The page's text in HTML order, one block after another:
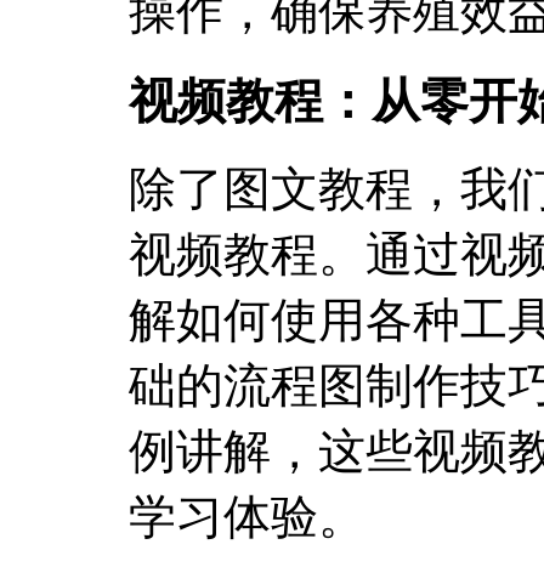
操作，确保养殖效
视频教程：从零开
除了图文教程，我
视频教程。通过视
解如何使用各种工
础的流程图制作技
例讲解，这些视频
学习体验。